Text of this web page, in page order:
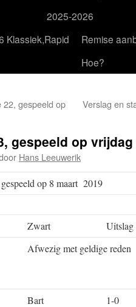
2025-2026
Klassiek,Rapid
Remise
Hoe?
22, gespeeld op
Verslag en
gespeeld op vrijdag
Hans Leeuwerik
op 8 maart 2019
Zwart
Uitslag
Afwezig met geldige reden
Bart
1-0